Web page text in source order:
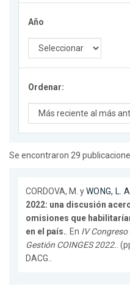
Año
Ordenar:
Se encontraron 29
CORDOVA, M. yWONG, L.
2022: una discusión
omisiones que
en el país.. En IV
Gestión COINGES 2022..
DACG..